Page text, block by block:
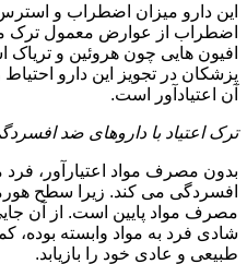
این دارو میزان اضطراب و
اضطراب از عوارض معمول ترک
افیون هایی چون هروئین و تریاک
پزشکان در تجویز این دارو
آن اعتیادآور است.
ترک اعتیاد با داروهای ضد
بدون مصرف مواد اعتیارآور،
افسردگی می کند. زیرا سطح
مصرف مواد پایین است. از آن
شادی فرد به مواد وابسته
طبیعی و عادی خود را بازیابد.